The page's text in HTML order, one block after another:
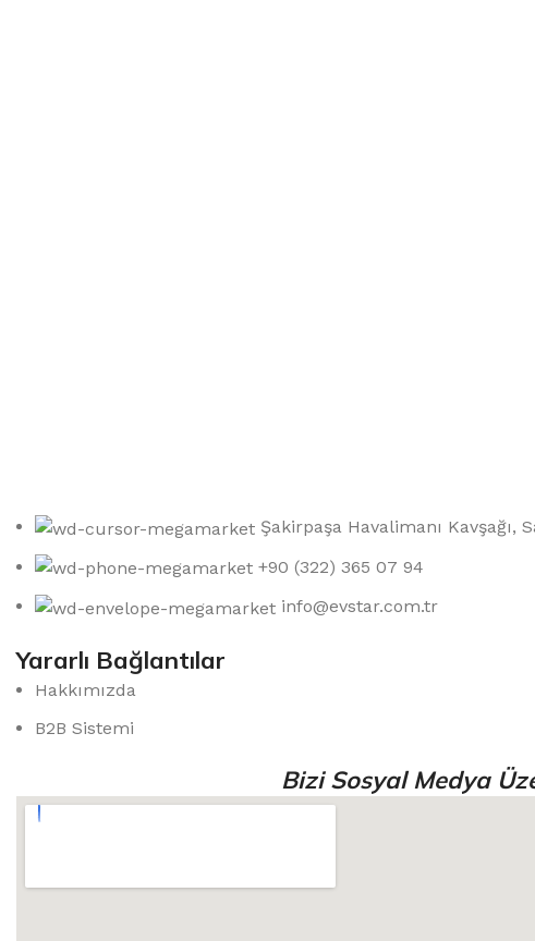
Şakirpaşa Havalimanı Kavşağı,
+90 (322) 365 07 94
info@evstar.com.tr
Yararlı Bağlantılar
Hakkımızda
B2B Sistemi
Bizi Sosyal Medya